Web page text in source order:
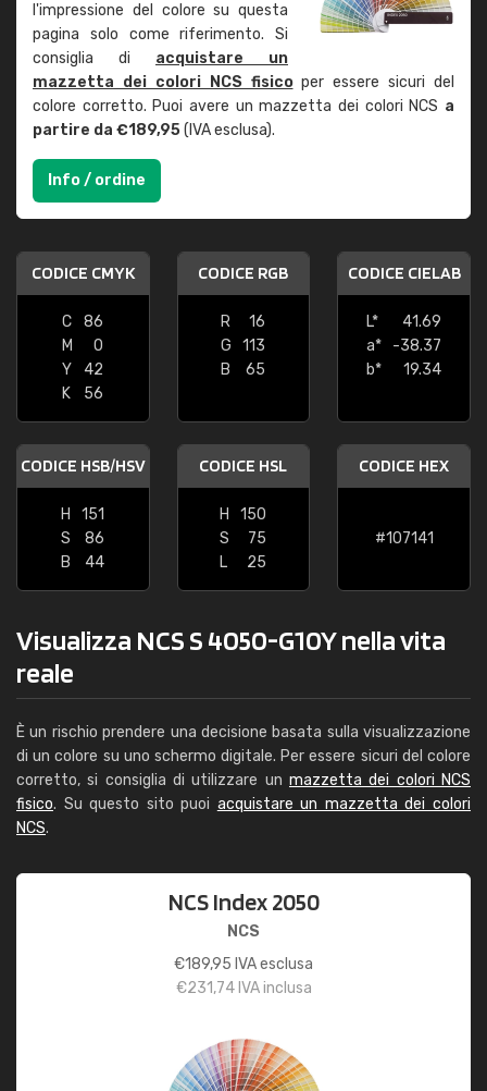
l'impressione del colore su questa
pagina solo come riferimento. Si
consiglia di acquistare un
mazzetta dei colori NCS fisicoper essere sicuri del
colore corretto. Puoi avere un mazzetta dei colori NCS a
partire da €189,95(IVA esclusa).
Info / ordine
CODICE CMYK
C
86
M
0
Y
42
K
56
CODICE RGB
R
16
G
113
B
65
CODICE CIELAB
L*
41.69
a*
-38.37
b*
19.34
CODICE HSB/HSV
H
151
S
86
B
44
CODICE HSL
H
150
S
75
L
25
CODICE HEX
#107141
Visualizza NCS S 4050-G10Y nella vita
reale
È un rischio prendere una decisione basata sulla visualizzazione
di un colore su uno schermo digitale. Per essere sicuri del colore
corretto, si consiglia di utilizzare un mazzetta dei colori NCS
fisico. Su questo sito puoi acquistare un mazzetta dei colori
NCS.
NCS Index 2050
NCS
€189,95 IVA esclusa
€231,74IVA inclusa